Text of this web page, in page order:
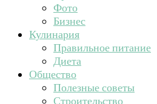
Фото
Бизнес
Кулинария
Правильное питание
Диета
Общество
Полезные советы
Строительство